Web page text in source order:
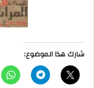
شارك هذا الموضوع: